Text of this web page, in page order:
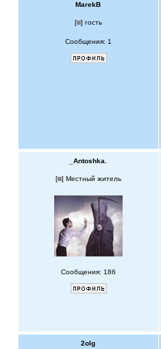
MarekB
[ ] гость
Сообщения: 1
_Antoshka.
[ ] Местный житель
Сообщения: 186
2olg